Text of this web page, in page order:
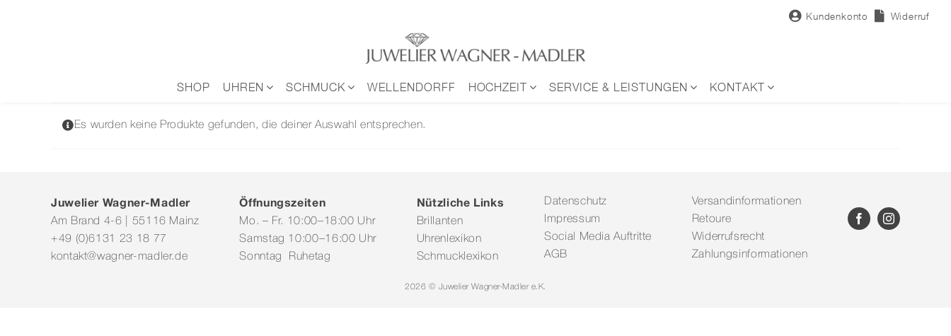
Kundenkonto Widerruf
SHOP UHREN SCHMUCK WELLENDORFF HOCHZEIT SERVICE & LEISTUNGEN KONTAKT
Es wurden keine Produkte gefunden, die deiner Auswahl entsprechen.
Juwelier Wagner-Madler
Am Brand 4-6 | 55116 Mainz
+49 (0)6131 23 18 77
kontakt@wagner-madler.de
Öffnungszeiten
Mo. – Fr. 10:00–18:00 Uhr
Samstag 10:00–16:00 Uhr
Sonntag Ruhetag
Nützliche Links
Brillanten
Uhrenlexikon
Schmucklexikon
Datenschutz
Impressum
Social Media Auftritte
AGB
Versandinformationen
Retoure
Widerrufsrecht
Zahlungsinformationen
2026 © Juwelier Wagner-Madler e.K.